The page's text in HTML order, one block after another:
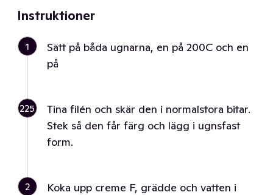
Instruktioner
1
Sätt på båda ugnarna, en på 200C och en
på
225
Tina filén och skär den i normalstora bitar.
Stek så den får färg och lägg i ugnsfast
form.
2
Koka upp creme F, grädde och vatten i